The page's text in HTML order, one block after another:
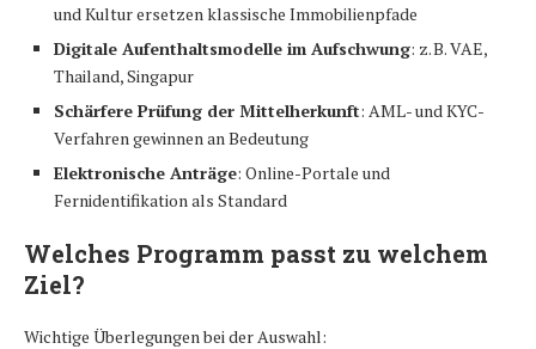
und Kultur ersetzen klassische Immobilienpfade
Digitale Aufenthaltsmodelle im Aufschwung: z. B. VAE,
Thailand, Singapur
Schärfere Prüfung der Mittelherkunft: AML- und KYC-
Verfahren gewinnen an Bedeutung
Elektronische Anträge: Online-Portale und
Fernidentifikation als Standard
Welches Programm passt zu welchem
Ziel?
Wichtige Überlegungen bei der Auswahl: